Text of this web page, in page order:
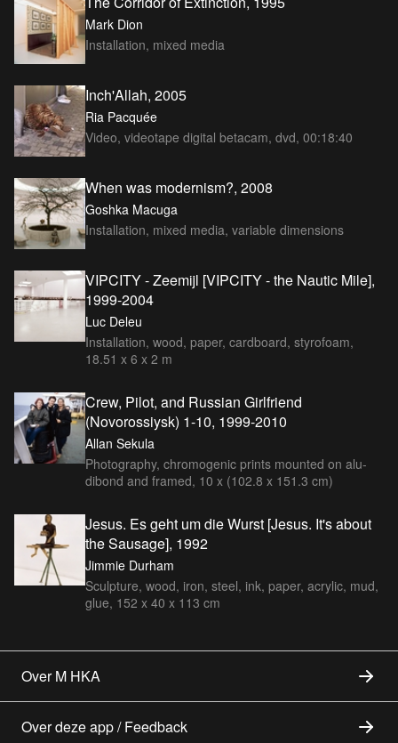
Mark Dion
Installation, mixed media
Inch'Allah, 2005
Ria Pacquée
Video, videotape digital betacam, dvd, 00:18:40
When was modernism?, 2008
Goshka Macuga
Installation, mixed media, variable dimensions
VIPCITY - Zeemijl [VIPCITY - the Nautic Mile],
1999-2004
Luc Deleu
Installation, wood, paper, cardboard, styrofoam,
18.51 x 6 x 2 m
Crew, Pilot, and Russian Girlfriend
(Novorossiysk) 1-10, 1999-2010
Allan Sekula
Photography, chromogenic prints mounted on alu-
dibond and framed, 10 x (102.8 x 151.3 cm)
Jesus. Es geht um die Wurst [Jesus. It's about
the Sausage], 1992
Jimmie Durham
Sculpture, wood, iron, steel, ink, paper, acrylic, mud,
glue, 152 x 40 x 113 cm
Over M HKA
Over deze app / Feedback